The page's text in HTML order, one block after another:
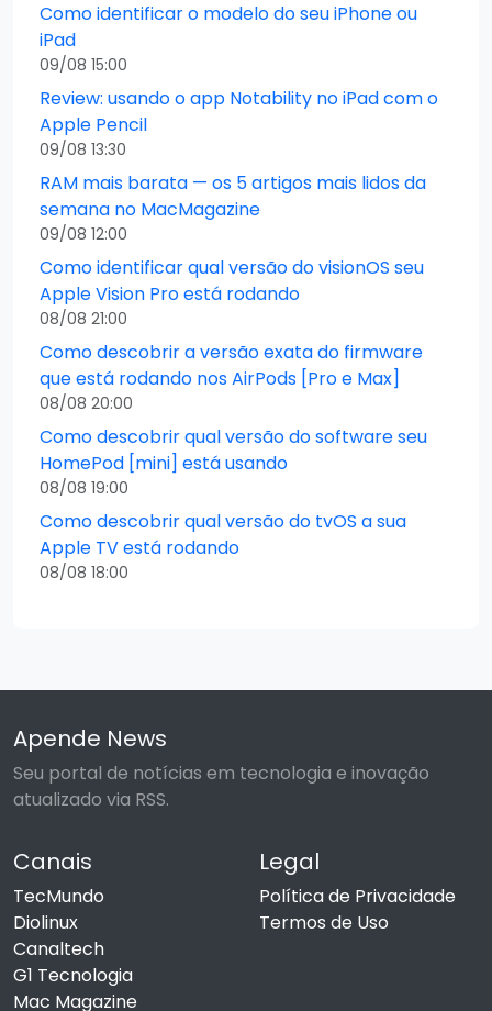
Como identificar o modelo do seu iPhone ou
iPad
09/08 15:00
Review: usando o app Notability no iPad com o
Apple Pencil
09/08 13:30
RAM mais barata — os 5 artigos mais lidos da
semana no MacMagazine
09/08 12:00
Como identificar qual versão do visionOS seu
Apple Vision Pro está rodando
08/08 21:00
Como descobrir a versão exata do firmware
que está rodando nos AirPods [Pro e Max]
08/08 20:00
Como descobrir qual versão do software seu
HomePod [mini] está usando
08/08 19:00
Como descobrir qual versão do tvOS a sua
Apple TV está rodando
08/08 18:00
Apende News
Seu portal de notícias em tecnologia e inovação
atualizado via RSS.
Canais
TecMundo
Diolinux
Canaltech
G1 Tecnologia
Mac Magazine
Legal
Política de Privacidade
Termos de Uso